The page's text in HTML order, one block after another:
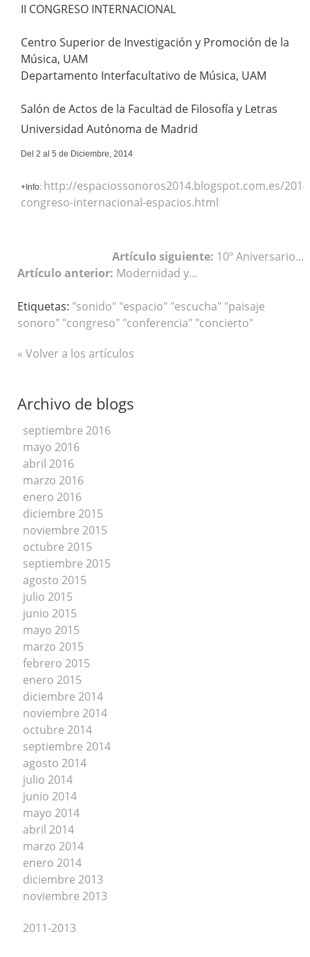
II CONGRESO INTERNACIONAL
Centro Superior de Investigación y Promoción de la
Música, UAM
Departamento Interfacultativo de Música, UAM
Salón de Actos de la Facultad de Filosofía y Letras
Universidad Autónoma de Madrid
Del 2 al 5 de Diciembre, 2014
+Info: http://espaciossonoros2014.blogspot.com.es/
congreso-internacional-espacios.html
Artículo siguiente: 10º Aniversario...
Artículo anterior: Modernidad y...
Etiquetas: "sonido" "espacio" "escucha" "paisaje
sonoro" "congreso" "conferencia" "concierto"
« Volver a los artículos
Archivo de blogs
septiembre 2016
mayo 2016
abril 2016
marzo 2016
enero 2016
diciembre 2015
noviembre 2015
octubre 2015
septiembre 2015
agosto 2015
julio 2015
junio 2015
mayo 2015
marzo 2015
febrero 2015
enero 2015
diciembre 2014
noviembre 2014
octubre 2014
septiembre 2014
agosto 2014
julio 2014
junio 2014
mayo 2014
abril 2014
marzo 2014
enero 2014
diciembre 2013
noviembre 2013
2011-2013